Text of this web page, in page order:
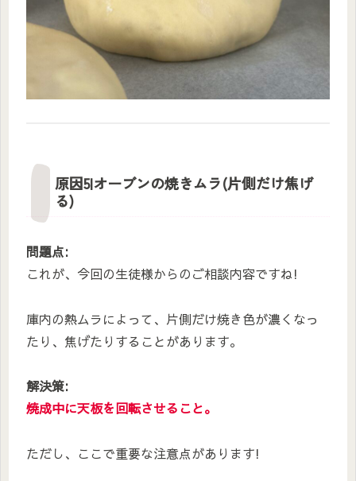
原因5|オーブンの焼きムラ(片側だけ焦げ
る)
問題点:
これが、今回の生徒様からのご相談内容ですね!
庫内の熱ムラによって、片側だけ焼き色が濃くなっ
たり、焦げたりすることがあります。
解決策:
焼成中に天板を回転させること。
ただし、ここで重要な注意点があります!